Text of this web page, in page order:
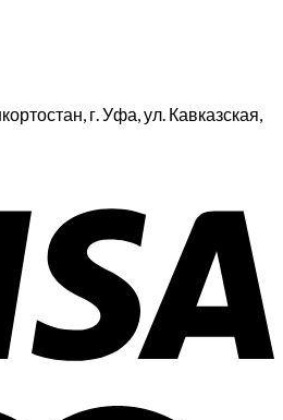
г. Уфа, ул. Кавказская,